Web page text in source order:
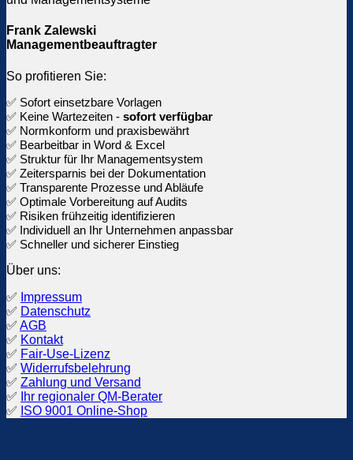
Frank Zalewski
Managementbeauftragter
So profitieren Sie:
✅ Sofort einsetzbare Vorlagen
✅ Keine Wartezeiten - sofort verfügbar
✅ Normkonform und praxisbewährt
✅ Bearbeitbar in Word & Excel
✅ Struktur für Ihr Managementsystem
✅ Zeitersparnis bei der Dokumentation
✅ Transparente Prozesse und Abläufe
✅ Optimale Vorbereitung auf Audits
✅ Risiken frühzeitig identifizieren
✅ Individuell an Ihr Unternehmen anpassbar
✅ Schneller und sicherer Einstieg
Über uns:
✅ Impressum
✅ Datenschutz
✅ AGB
✅ Kontakt
✅ Fair-Use-Lizenz
✅ Widerrufsbelehrung
✅ Zahlung und Versand
✅
Ihr regionaler QM-Berater
✅ ISO 9001 Online-Shop